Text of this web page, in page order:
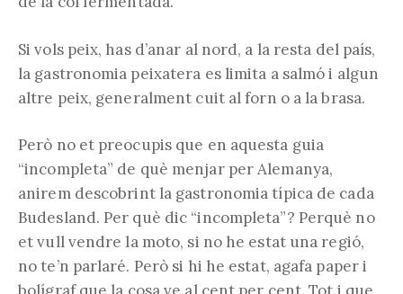
Si vols peix, has d’anar al nord, a la resta del país,
la gastronomia peixatera es limita a salmó i algun
altre peix, generalment cuit al forn o a la brasa.
Però no et preocupis que en aquesta guia
“incompleta” de què menjar per Alemanya,
anirem descobrint la gastronomia típica de cada
Budesland. Per què dic “incompleta”? Perquè no
et vull vendre la moto, si no he estat una regió,
no te’n parlaré. Però si hi he estat, agafa paper i